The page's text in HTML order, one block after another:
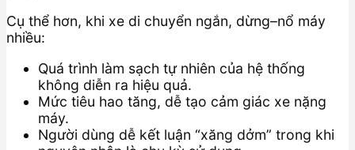
Cụ thể hơn, khi xe di chuyển ngắn, dừng–nổ máy
nhiều:
Quá trình làm sạch tự nhiên của hệ thống
không diễn ra hiệu quả.
Mức tiêu hao tăng, dễ tạo cảm giác xe nặng
máy.
Người dùng dễ kết luận “xăng dởm” trong khi